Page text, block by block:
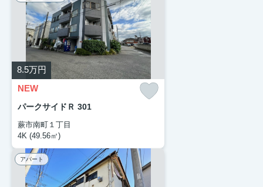
8.5万円
NEW
パークサイドＲ 301
蕨市南町１丁目
4K (49.56㎡)
アパート